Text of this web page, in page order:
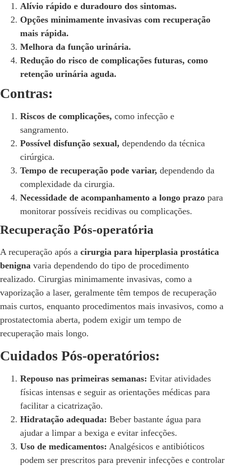
Alívio rápido e duradouro dos sintomas.
Opções minimamente invasivas com recuperação
mais rápida.
Melhora da função urinária.
Redução do risco de complicações futuras, como
retenção urinária aguda.
Contras:
Riscos de complicações, como infecção e
sangramento.
Possível disfunção sexual, dependendo da técnica
cirúrgica.
Tempo de recuperação pode variar, dependendo da
complexidade da cirurgia.
Necessidade de acompanhamento a longo prazo para
monitorar possíveis recidivas ou complicações.
Recuperação Pós-operatória
A recuperação após a cirurgia para hiperplasia prostática
benigna varia dependendo do tipo de procedimento
realizado. Cirurgias minimamente invasivas, como a
vaporização a laser, geralmente têm tempos de recuperação
mais curtos, enquanto procedimentos mais invasivos, como a
prostatectomia aberta, podem exigir um tempo de
recuperação mais longo.
Cuidados Pós-operatórios:
Repouso nas primeiras semanas: Evitar atividades
físicas intensas e seguir as orientações médicas para
facilitar a cicatrização.
Hidratação adequada: Beber bastante água para
ajudar a limpar a bexiga e evitar infecções.
Uso de medicamentos: Analgésicos e antibióticos
podem ser prescritos para prevenir infecções e controlar